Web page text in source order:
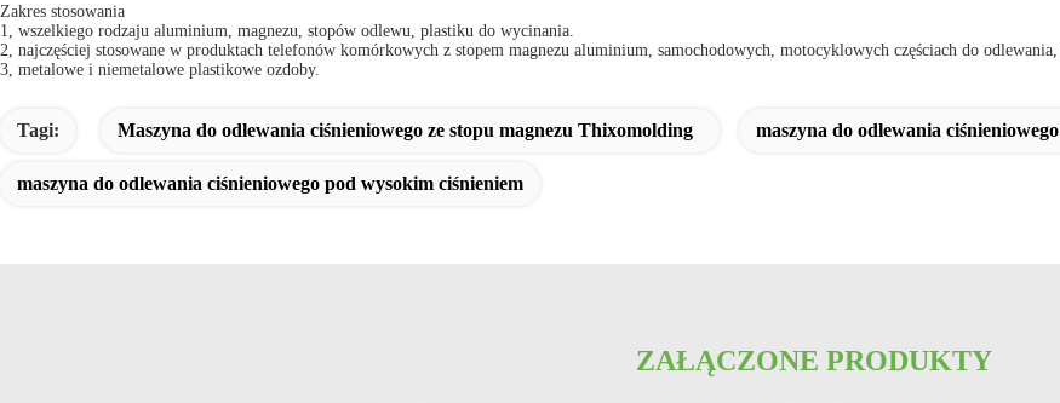
Zakres stosowania
1, wszelkiego rodzaju aluminium, magnezu, stopów odlewu, plastiku do wycinania.
2, najczęściej stosowane w produktach telefonów komórkowych z stopem magnezu aluminium, samochodowych, motocyklowych częściach do
3, metalowe i niemetalowe plastikowe ozdoby.
Tagi: Maszyna do odlewania ciśnieniowego ze stopu magnezu Thixomolding maszyna do odlewania
maszyna do odlewania ciśnieniowego pod wysokim ciśnieniem
ZAŁĄCZONE PRODUKTY